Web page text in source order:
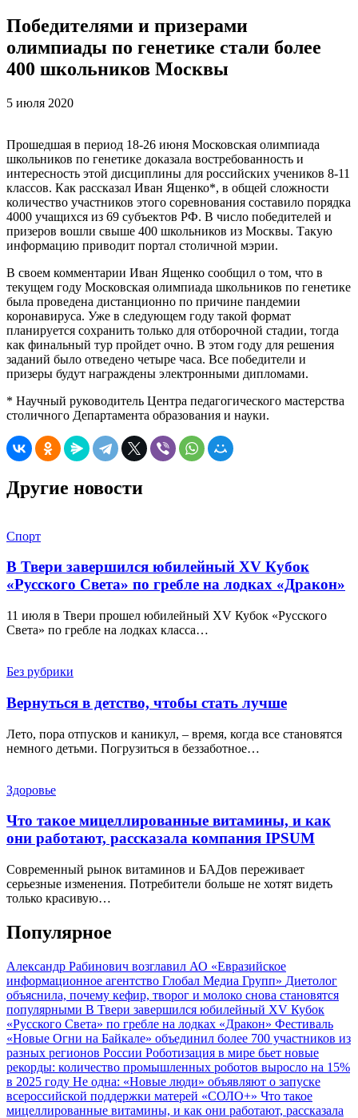
Победителями и призерами
олимпиады по генетике стали более
400 школьников Москвы
5 июля 2020
Прошедшая в период 18-26 июня Московская олимпиада
школьников по генетике доказала востребованность и
интересность этой дисциплины для российских учеников 8-11
классов. Как рассказал Иван Ященко*, в общей сложности
количество участников этого соревнования составило порядка
4000 учащихся из 69 субъектов РФ. В число победителей и
призеров вошли свыше 400 школьников из Москвы. Такую
информацию приводит портал столичной мэрии.
В своем комментарии Иван Ященко сообщил о том, что в
текущем году Московская олимпиада школьников по генетике
была проведена дистанционно по причине пандемии
коронавируса. Уже в следующем году такой формат
планируется сохранить только для отборочной стадии, тогда
как финальный тур пройдет очно. В этом году для решения
заданий было отведено четыре часа. Все победители и
призеры будут награждены электронными дипломами.
* Научный руководитель Центра педагогического мастерства
столичного Департамента образования и науки.
Другие новости
Спорт
В Твери завершился юбилейный XV Кубок
«Русского Света» по гребле на лодках «Дракон»
11 июля в Твери прошел юбилейный XV Кубок «Русского
Света» по гребле на лодках класса…
Без рубрики
Вернуться в детство, чтобы стать лучше
Лето, пора отпусков и каникул, – время, когда все становятся
немного детьми. Погрузиться в беззаботное…
Здоровье
Что такое мицеллированные витамины, и как
они работают, рассказала компания IPSUM
Современный рынок витаминов и БАДов переживает
серьезные изменения. Потребители больше не хотят видеть
только красивую…
Популярное
Александр Рабинович возглавил АО «Евразийское
информационное агентство Глобал Медиа Групп» Диетолог
объяснила, почему кефир, творог и молоко снова становятся
популярными В Твери завершился юбилейный XV Кубок
«Русского Света» по гребле на лодках «Дракон» Фестиваль
«Новые Огни на Байкале» объединил более 700 участников из
разных регионов России Роботизация в мире бьет новые
рекорды: количество промышленных роботов выросло на 15%
в 2025 году Не одна: «Новые люди» объявляют о запуске
всероссийской поддержки матерей «СОЛО+» Что такое
мицеллированные витамины, и как они работают, рассказала